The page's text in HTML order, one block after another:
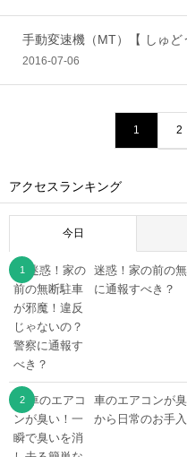
手動変速機（MT）【 しゅど
2016-07-06
1 2
アクセスランキング
今日
迷惑！家の前の
に通報すべき？
車のエアコンが
から日常のお手